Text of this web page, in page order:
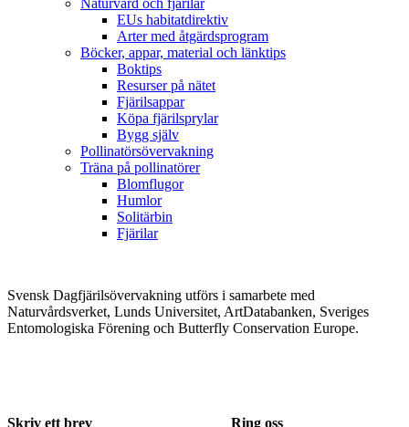
EUs habitatdirektiv
Arter med åtgärdsprogram
Böcker, appar, material och länktips
Boktips
Resurser på nätet
Fjärilsappar
Köpa fjärilsprylar
Bygg själv
Pollinatörsövervakning
Träna på pollinatörer
Blomflugor
Humlor
Solitärbin
Fjärilar
Svensk Dagfjärilsövervakning utförs i samarbete med
Naturvårdsverket, Lunds Universitet, ArtDatabanken, Sveriges
Entomologiska Förening och Butterfly Conservation Europe.
Skriv ett brev Ring oss